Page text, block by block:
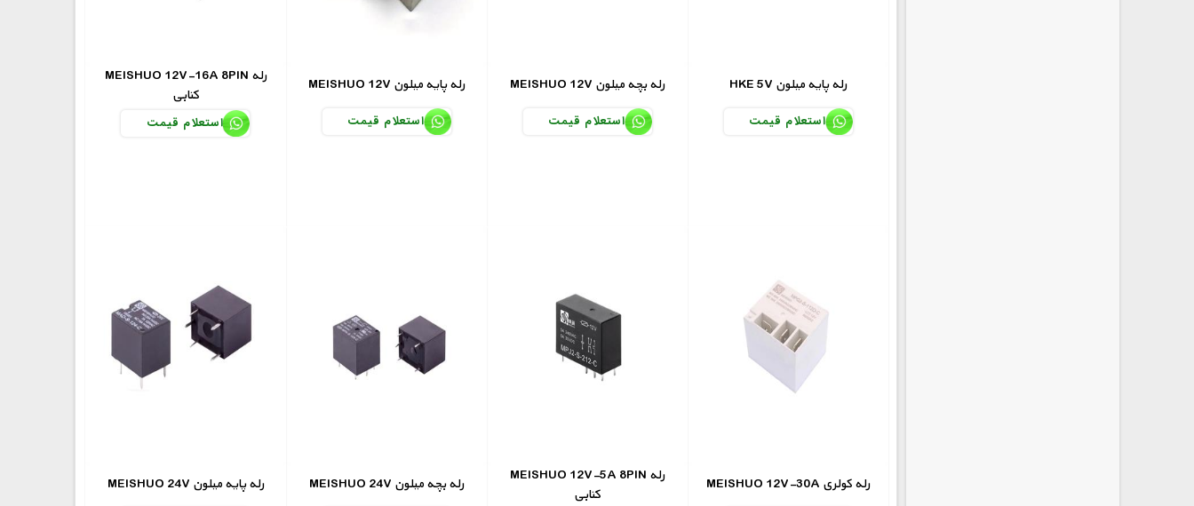
HKE 5V رله پایه میلون
استعلام قیمت
MEISHUO 12V رله بچه میلون
استعلام قیمت
MEISHUO 12V رله پایه میلون
استعلام قیمت
MEISHUO 12V-16A 8PIN رله
کتابی
استعلام قیمت
MEISHUO 12V-30A رله کولری
MEISHUO 12V-5A 8PIN رله
کتابی
MEISHUO 24V رله بچه میلون MEISHUO 24V رله پایه میلون